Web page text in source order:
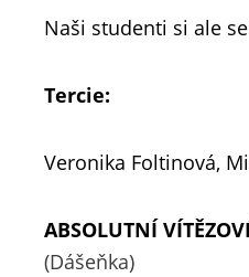
Naši studenti si ale
Tercie:
Veronika Foltinová, M
ABSOLUTNÍ
(Dášeňka)